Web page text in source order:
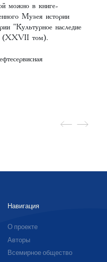
можно в книге-
Музея истории
"Культурное наследие
(XХVII том).
Навигация
О проекте
Авторы
Всемирное общество